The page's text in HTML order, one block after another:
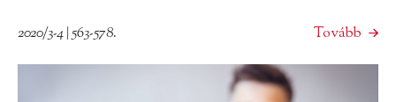
2020/3-4 | 563-578. Tovább